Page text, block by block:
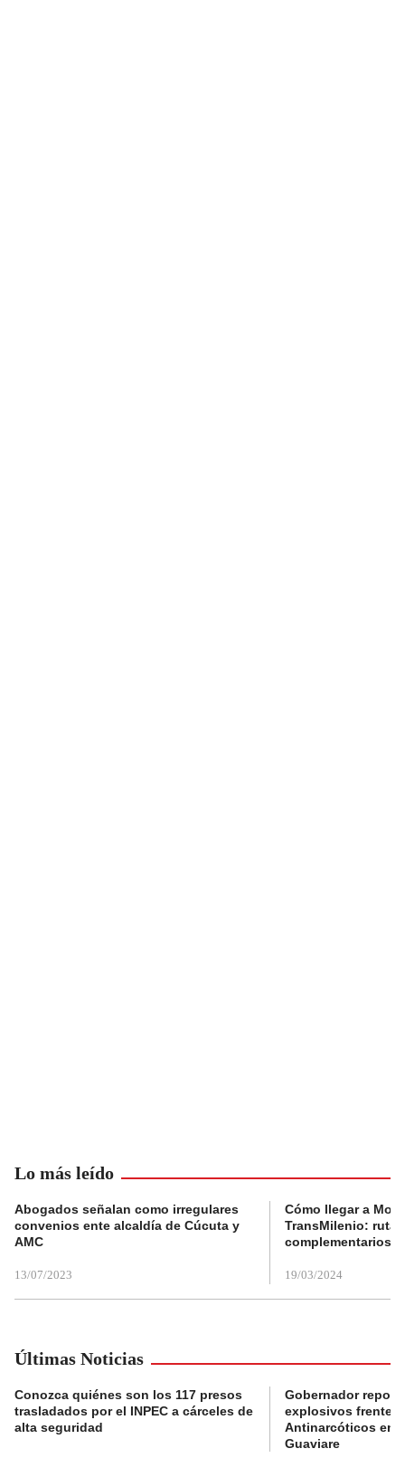
Lo más leído
Abogados señalan como irregulares
convenios ente alcaldía de Cúcuta y
AMC
13/07/2023
Cómo llegar a
TransMilenio:
complementarios
19/03/2024
Últimas Noticias
Conozca quiénes son los 117 presos
trasladados por el INPEC a cárceles de
alta seguridad
Gobernador
explosivos frente a
Antinarcóticos en
Guaviare